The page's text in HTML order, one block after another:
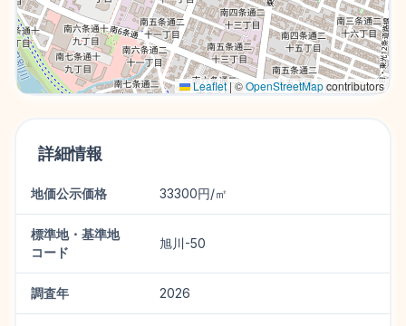
Leaflet | ©OpenStreetMapcontributors
詳細情報
地価公示価格 33300円/㎡
標準地・基準地
コード
旭川-50
調査年 2026